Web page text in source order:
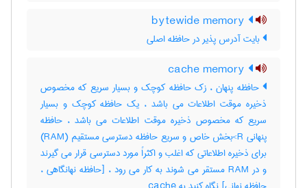
بایت آدرس پذیر در حافظه اصلی
حافظه پنهان ، زک حافظه کوچک و بسیار سریع که مخصوص
ذخیره موقت اطلاعات می باشد ، یک حافظه کوچک و بسیار
سریع که مخصوص ذخیره موقت اطلاعات می باشد ، حافظه
پنهانی R>بخش خاص و سریع حافظه دسترسی مستقیم (RAM)
برای ذخیره اطلاعاتی که اغلب و اکثراً مورد دسترسی قرار می گیرند
و در RAM مستقر می شوند به کار می رود ، [حافظه نهانگاهی ،